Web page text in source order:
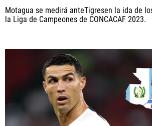
Motagua se medirá anteTigresen la ida de
la Liga de Campeones de CONCACAF 2023.